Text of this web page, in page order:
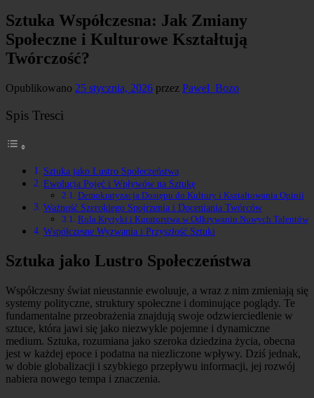
Sztuka Współczesna: Jak Zmiany
Społeczne i Kulturowe Kształtują
Twórczość?
Opublikowano 25 stycznia, 2026 przez Pawel_Bozo
Spis Tresci
Sztuka jako Lustro Społeczeństwa
Ewolucja Pojęć i Wpływów na Sztukę
Demokratyzacja Dostępu do Kultury i Kształtowania Opinii
Ważność Szerokiego Spojrzenia i Doceniania Twórców
Rola Krytyki i Kuratorstwa w Odkrywaniu Nowych Talentów
Współczesne Wyzwania i Przyszłość Sztuki
Sztuka jako Lustro Społeczeństwa
Współczesny świat nieustannie ewoluuje, a wraz z nim zmieniają się
systemy polityczne, struktury społeczne i dominujące poglądy. Te
fundamentalne przeobrażenia znajdują swoje odzwierciedlenie w
sztuce, która jawi się jako niezwykle pojemne i dynamiczne
medium. Sztuka, rozumiana jako szeroka dziedzina życia, obecna
jest w każdej epoce i podatna na niezliczone wpływy. Dziś jednak,
w dobie globalizacji i szybkiego przepływu informacji, jej rozwój
nabiera nowego tempa i znaczenia.